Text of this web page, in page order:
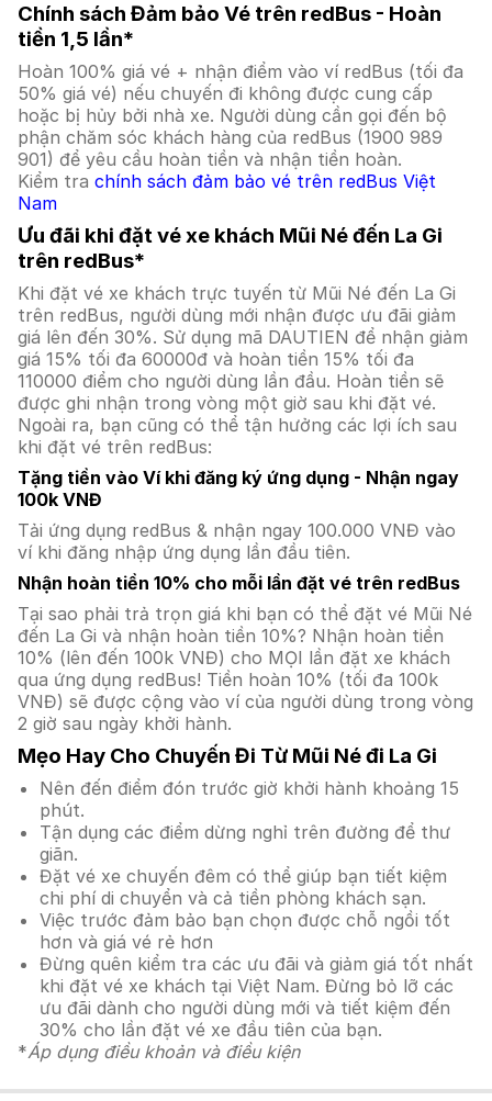
Chính sách Đảm bảo Vé trên redBus - Hoàn
tiền 1,5 lần*
Hoàn 100% giá vé + nhận điểm vào ví redBus (tối đa
50% giá vé) nếu chuyến đi không được cung cấp
hoặc bị hủy bởi nhà xe. Người dùng cần gọi đến bộ
phận chăm sóc khách hàng của redBus (1900 989
901) để yêu cầu hoàn tiền và nhận tiền hoàn.
Kiểm tra chính sách đảm bảo vé trên redBus Việt
Nam
Ưu đãi khi đặt vé xe khách Mũi Né đến La Gi
trên redBus*
Khi đặt vé xe khách trực tuyến từ Mũi Né đến La Gi
trên redBus, người dùng mới nhận được ưu đãi giảm
giá lên đến 30%. Sử dụng mã DAUTIEN để nhận giảm
giá 15% tối đa 60000đ và hoàn tiền 15% tối đa
110000 điểm cho người dùng lần đầu. Hoàn tiền sẽ
được ghi nhận trong vòng một giờ sau khi đặt vé.
Ngoài ra, bạn cũng có thể tận hưởng các lợi ích sau
khi đặt vé trên redBus:
Tặng tiền vào Ví khi đăng ký ứng dụng - Nhận ngay
100k VNĐ
Tải ứng dụng redBus & nhận ngay 100.000 VNĐ vào
ví khi đăng nhập ứng dụng lần đầu tiên.
Nhận hoàn tiền 10% cho mỗi lần đặt vé trên redBus
Tại sao phải trả trọn giá khi bạn có thể đặt vé Mũi Né
đến La Gi và nhận hoàn tiền 10%? Nhận hoàn tiền
10% (lên đến 100k VNĐ) cho MỌI lần đặt xe khách
qua ứng dụng redBus! Tiền hoàn 10% (tối đa 100k
VNĐ) sẽ được cộng vào ví của người dùng trong vòng
2 giờ sau ngày khởi hành.
Mẹo Hay Cho Chuyến Đi Từ Mũi Né đi La Gi
Nên đến điểm đón trước giờ khởi hành khoảng 15
phút.
Tận dụng các điểm dừng nghỉ trên đường để thư
giãn.
Đặt vé xe chuyến đêm có thể giúp bạn tiết kiệm
chi phí di chuyển và cả tiền phòng khách sạn.
Việc trước đảm bảo bạn chọn được chỗ ngồi tốt
hơn và giá vé rẻ hơn
Đừng quên kiểm tra các ưu đãi và giảm giá tốt nhất
khi đặt vé xe khách tại Việt Nam. Đừng bỏ lỡ các
ưu đãi dành cho người dùng mới và tiết kiệm đến
30% cho lần đặt vé xe đầu tiên của bạn.
*Áp dụng điều khoản và điều kiện